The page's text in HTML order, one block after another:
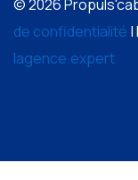
© 2026
de confidentialité |
lagence.expert